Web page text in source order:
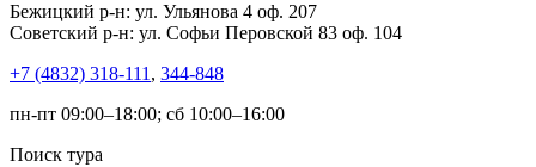
Бежицкий р-н: ул. Ульянова 4 оф. 207
Советский р-н: ул. Софьи Перовской 83 оф. 104
+7 (4832) 318-111 , 344-848
пн-пт 09:00–18:00; сб 10:00–16:00
Поиск тура